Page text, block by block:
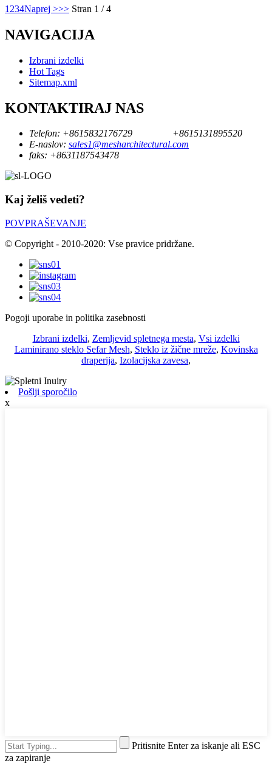
1 234Naprej >>> Stran 1 / 4
NAVIGACIJA
Izbrani izdelki
Hot Tags
Sitemap.xml
KONTAKTIRAJ NAS
Telefon: +8615832176729
+8615131895520
E-naslov: sales1@mesharchitectural.com
faks: +8631187543478
Kaj želiš vedeti?
POVPRAŠEVANJE
© Copyright - 2010-2020: Vse pravice pridržane.
Pogoji uporabe in politika zasebnosti
Izbrani izdelki, Zemljevid spletnega mesta, Vsi izdelki
Laminirano steklo Sefar Mesh, Steklo iz žične mreže, Kovinska
draperija, Izolacijska zavesa,
Pošlji sporočilo
x
Pritisnite Enter za iskanje ali ESC
za zapiranje